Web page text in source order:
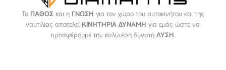
Το ΠΑΘΟΣκαι η ΓΝΩΣΗ για τον χώρο του αυτοκινήτου και της
ναυτιλίας αποτελεί ΚΙΝΗΤΗΡΙΑ ΔΥΝΑΜΗ για εμάς ώστε να
προσφέρουμε την καλύτερη δυνατή ΛΥΣΗ.